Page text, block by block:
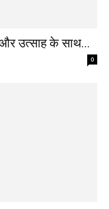
और उत्साह के साथ...
0